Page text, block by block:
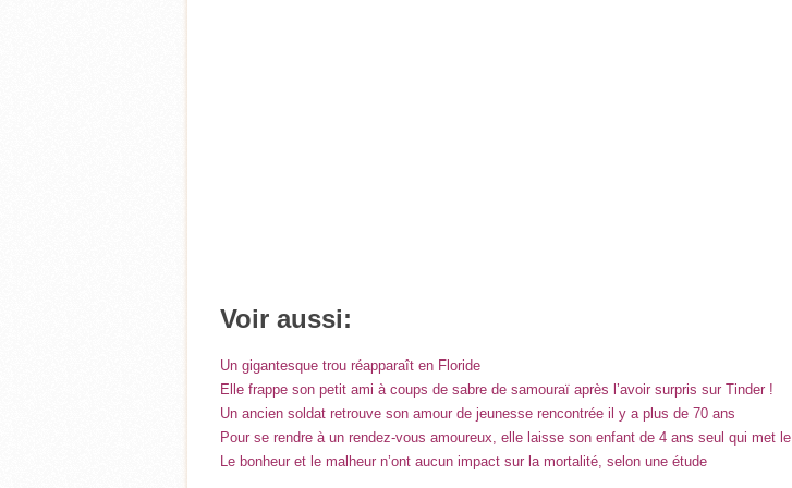
Voir aussi:
Un gigantesque trou réapparaît en Floride
Elle frappe son petit ami à coups de sabre de samouraï après l’avoir surpris sur Tinder !
Un ancien soldat retrouve son amour de jeunesse rencontrée il y a plus de 70 ans
Pour se rendre à un rendez-vous amoureux, elle laisse son enfant de 4 ans seul qui met
Le bonheur et le malheur n’ont aucun impact sur la mortalité, selon une étude